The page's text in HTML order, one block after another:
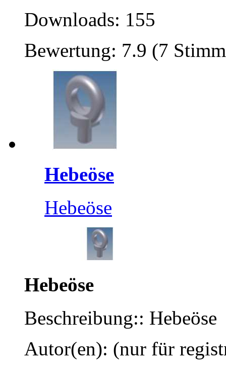
Downloads: 155
Bewertung: 7.9 (7
Hebeöse
Hebeöse
Hebeöse
Beschreibung:: Hebeöse
Autor(en): (nur für